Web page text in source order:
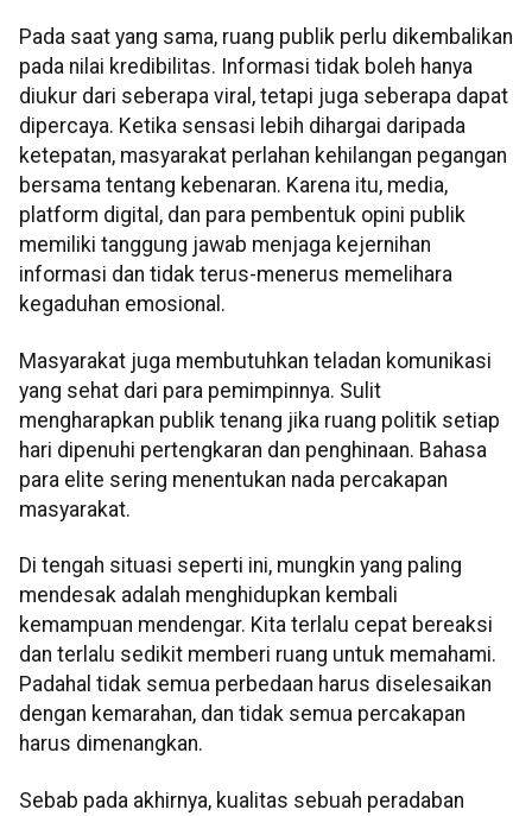
Pada saat yang sama, ruang publik perlu dikembalikan
pada nilai kredibilitas. Informasi tidak boleh hanya
diukur dari seberapa viral, tetapi juga seberapa dapat
dipercaya. Ketika sensasi lebih dihargai daripada
ketepatan, masyarakat perlahan kehilangan pegangan
bersama tentang kebenaran. Karena itu, media,
platform digital, dan para pembentuk opini publik
memiliki tanggung jawab menjaga kejernihan
informasi dan tidak terus-menerus memelihara
kegaduhan emosional.
Masyarakat juga membutuhkan teladan komunikasi
yang sehat dari para pemimpinnya. Sulit
mengharapkan publik tenang jika ruang politik setiap
hari dipenuhi pertengkaran dan penghinaan. Bahasa
para elite sering menentukan nada percakapan
masyarakat.
Di tengah situasi seperti ini, mungkin yang paling
mendesak adalah menghidupkan kembali
kemampuan mendengar. Kita terlalu cepat bereaksi
dan terlalu sedikit memberi ruang untuk memahami.
Padahal tidak semua perbedaan harus diselesaikan
dengan kemarahan, dan tidak semua percakapan
harus dimenangkan.
Sebab pada akhirnya, kualitas sebuah peradaban